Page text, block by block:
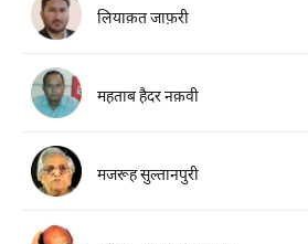
लियाक़त जाफ़री
महताब हैदर नक़वी
मजरूह सुल्तानपुरी